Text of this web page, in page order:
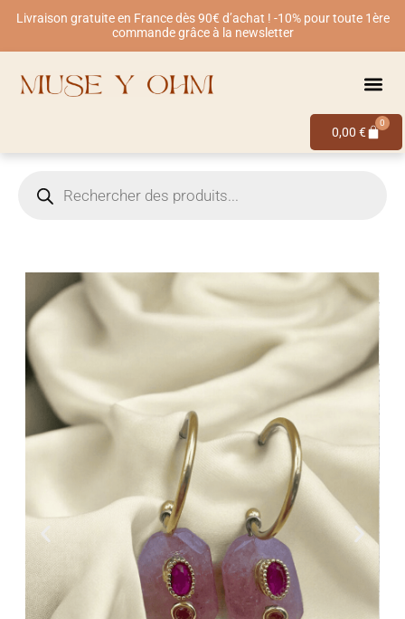
Livraison gratuite en France dès 90€ d’achat ! -10% pour toute 1ère
commande grâce à la newsletter
0,00 €
0